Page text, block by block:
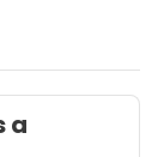
de la
importante
sitios
artefactos de
el
a